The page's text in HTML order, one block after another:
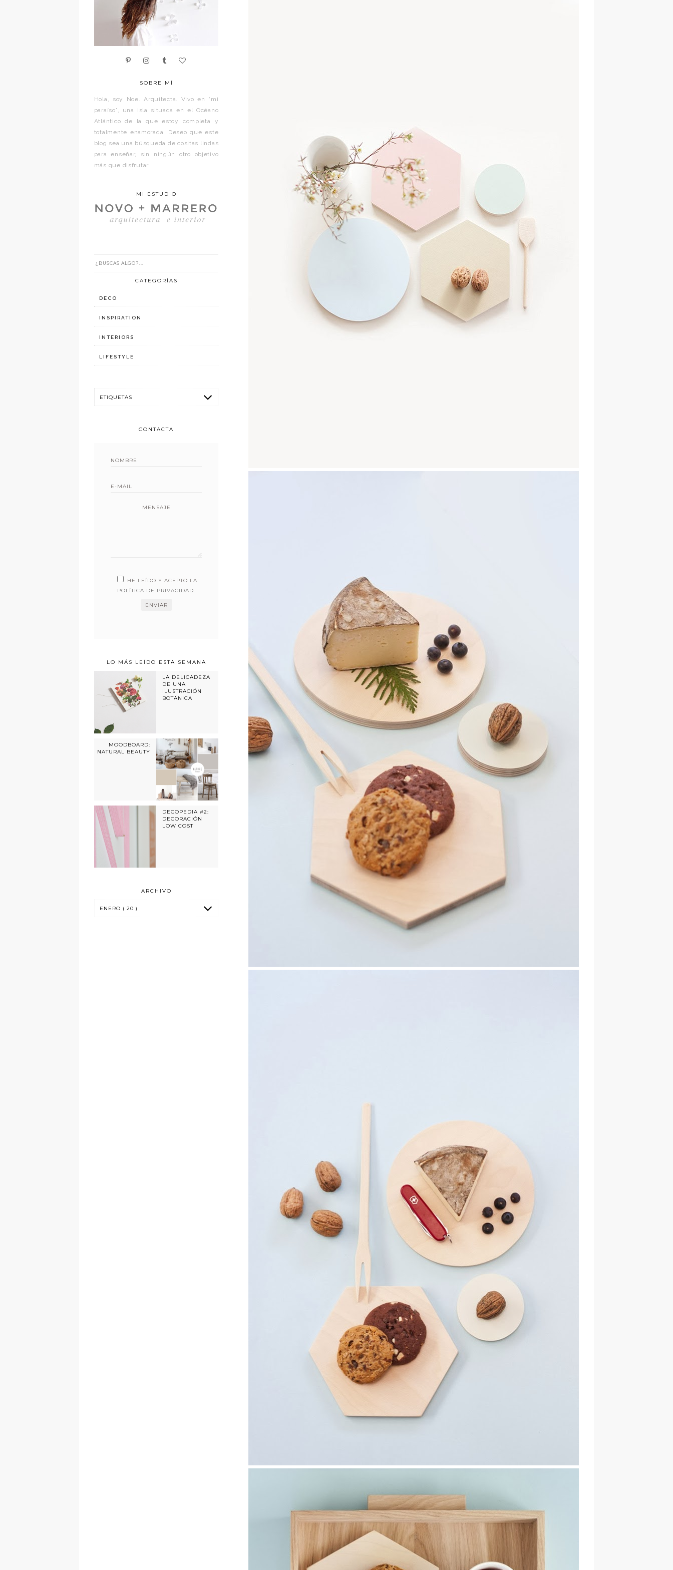
SOBRE MÍ
Hola, soy Noe. Arquitecta. Vivo en “mi
paraíso”, una isla situada en el Océano
Atlántico de la que estoy completa y
totalmente enamorada. Deseo que este
blog sea una búsqueda de cositas lindas
para enseñar, sin ningún otro objetivo
más que disfrutar.
MI ESTUDIO
CATEGORÍAS
DECO
INSPIRATION
INTERIORS
LIFESTYLE
CONTACTA
MENSAJE
HE LEÍDO Y ACEPTO LA
POLÍTICA DE PRIVACIDAD.
LO MÁS LEÍDO ESTA SEMANA
LA DELICADEZA
DE UNA
ILUSTRACIÓN
BOTÁNICA
MOODBOARD:
NATURAL BEAUTY
DECOPEDIA #2:
DECORACIÓN
LOW COST
ARCHIVO